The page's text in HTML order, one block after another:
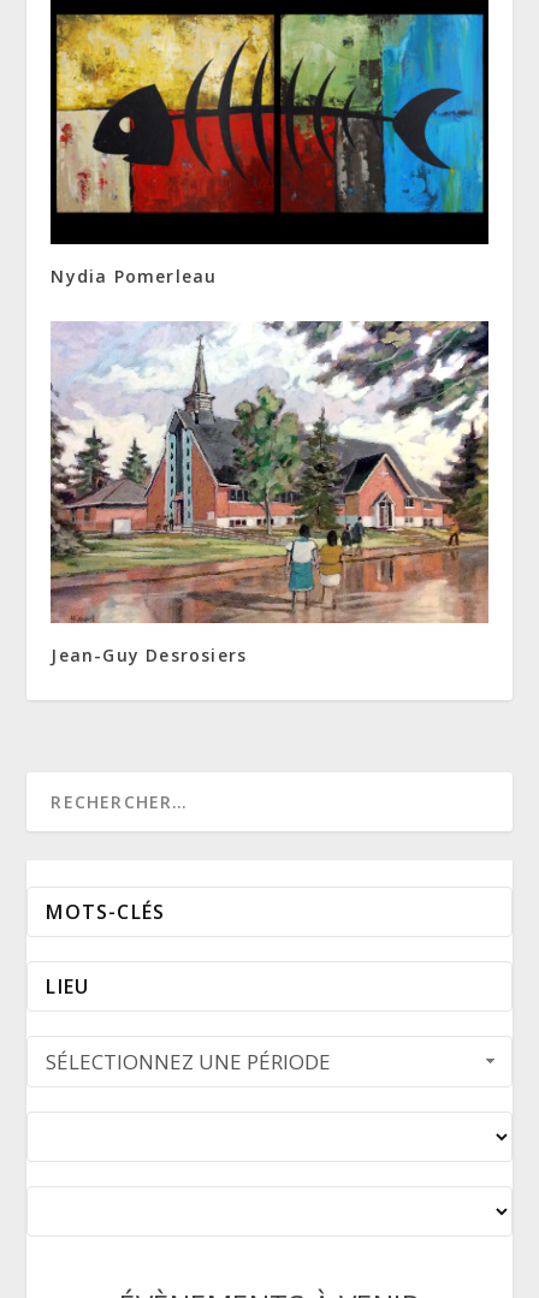
Nydia Pomerleau
Jean-Guy Desrosiers
SÉLECTIONNEZ UNE PÉRIODE